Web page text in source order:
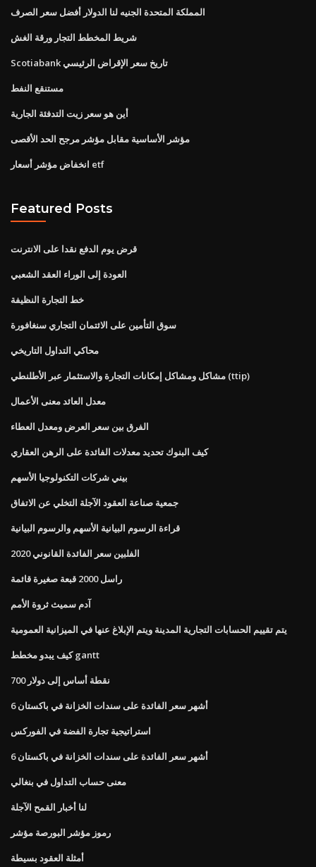
المملكة المتحدة الجنيه لنا الدولار أفضل سعر الصرف
شريط المخطط التجار ورقة الغش
Scotiabank تاريخ سعر الإقراض الرئيسي
مستنقع النفط
أين هو سعر زيت التدفئة الجارية
مؤشر الأساسية مقابل مؤشر مرجح الحد الأقصى
انخفاض مؤشر أسعار etf
Featured Posts
قرض يوم الدفع نقدا على الانترنت
العودة إلى الوراء العقد الشعبي
خط التجارة النظيفة
سوق التأمين على الائتمان التجاري سنغافورة
محاكي التداول التاريخي
مشاكل ومشاكل إمكانات التجارة والاستثمار عبر الأطلنطي (ttip)
معدل العائد معنى الأعمال
الفرق بين سعر العرض ومعدل العطاء
كيف البنوك تحديد معدلات الفائدة على الرهن العقاري
بيني شركات التكنولوجيا الأسهم
جمعية صناعة العقود الآجلة التخلي عن الاتفاق
قراءة الرسوم البيانية الأسهم والرسوم البيانية
الفلبين سعر الفائدة القانوني 2020
راسل 2000 قبعة صغيرة قائمة
آدم سميث ثروة الأمم
يتم تقييم الحسابات التجارية المدينة ويتم الإبلاغ عنها في الميزانية العمومية
كيف يبدو مخطط gantt
700 نقطة أساس إلى دولار
6 أشهر سعر الفائدة على سندات الخزانة في باكستان
استراتيجية تجارة الفضة في الفوركس
6 أشهر سعر الفائدة على سندات الخزانة في باكستان
معنى حساب التداول في بنغالي
لنا أخبار القمح الآجلة
رموز مؤشر البورصة مؤشر
أمثلة العقود بسيطة